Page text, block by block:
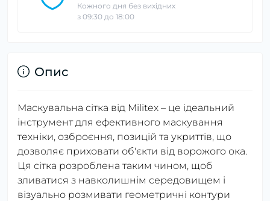
Кожного дня без вихідних
з 09:30 до 18:00
Опис
Маскувальна сітка від Militex – це ідеальний
інструмент для ефективного маскування
техніки, озброєння, позицій та укриттів, що
дозволяє приховати об'єкти від ворожого ока.
Ця сітка розроблена таким чином, щоб
зливатися з навколишнім середовищем і
візуально розмивати геометричні контури